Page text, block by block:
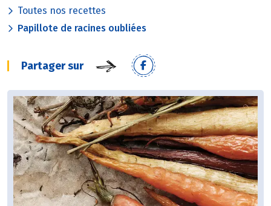
Toutes nos recettes
Papillote de racines oubliées
Partager sur